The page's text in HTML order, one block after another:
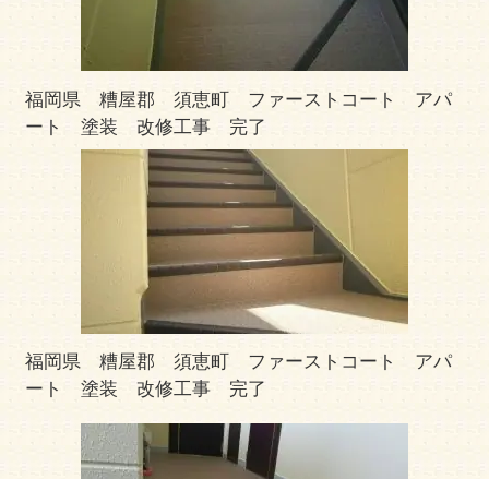
福岡県 糟屋郡 須恵町 ファーストコート アパ
ート 塗装 改修工事 完了
福岡県 糟屋郡 須恵町 ファーストコート アパ
ート 塗装 改修工事 完了